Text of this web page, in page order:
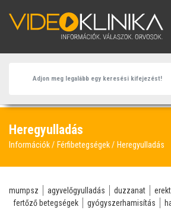
Heregyulladás
Információk Férfibetegségek Heregyulladás
mumpsz agyvelőgyulladás duzzanat
fertőző betegségek
gyógyszerhamisítás